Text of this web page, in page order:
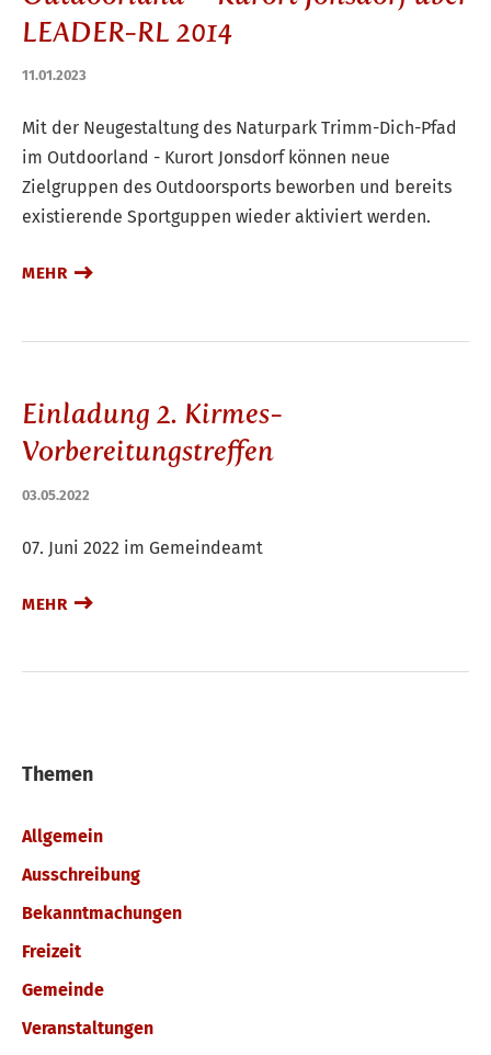
LEADER-RL 2014
11.01.2023
Mit der Neugestaltung des Naturpark Trimm-Dich-Pfad
im Outdoorland - Kurort Jonsdorf können neue
Zielgruppen des Outdoorsports beworben und bereits
existierende Sportguppen wieder aktiviert werden.
MEHR
Einladung 2. Kirmes-
Vorbereitungstreffen
03.05.2022
07. Juni 2022 im Gemeindeamt
MEHR
Themen
Allgemein
Ausschreibung
Bekanntmachungen
Freizeit
Gemeinde
Veranstaltungen